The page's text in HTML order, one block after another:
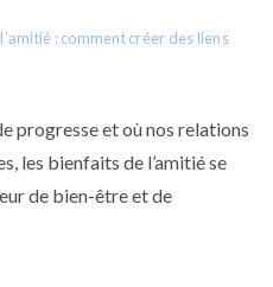
: comment créer des liens
progresse et où nos relations
les bienfaits de l’amitié se
de bien-être et de